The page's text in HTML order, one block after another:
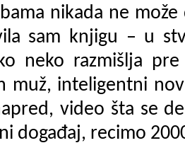
nikada ne
sam knjigu – u
neko razmišlja
muž, inteligentni
video šta se
događaj, recimo